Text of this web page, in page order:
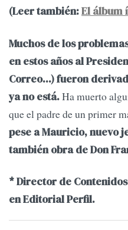
(Leer también:El álbum
Muchos de los
en estos años al
Correo...) fueron
ya no está.Ha muerto
que el padre de un primer
pese a Mauricio, nuevo
también obra de Don
* Director de
en Editorial Perfil.